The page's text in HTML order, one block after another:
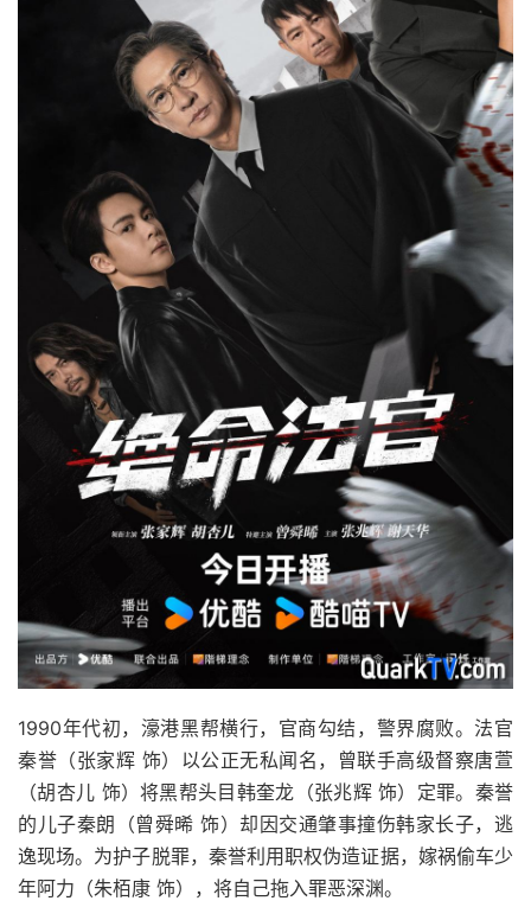
1990年代初，濠港黑帮横行，官商勾结，警界腐败。法官
秦誉（张家辉 饰）以公正无私闻名，曾联手高级督察唐萱
（胡杏儿 饰）将黑帮头目韩奎龙（张兆辉 饰）定罪。秦誉
的儿子秦朗（曾舜晞 饰）却因交通肇事撞伤韩家长子，逃
逸现场。为护子脱罪，秦誉利用职权伪造证据，嫁祸偷车少
年阿力（朱栢康 饰），将自己拖入罪恶深渊。